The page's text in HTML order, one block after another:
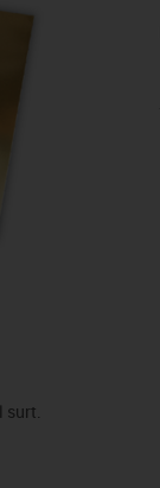
Psicomotricidad
Tinkering
surt.